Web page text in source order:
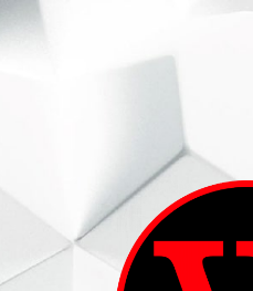
ВИННЫЙ СКЛАД